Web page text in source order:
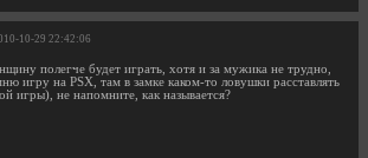
10-29 22:42:06
полегче будет играть, хотя и за мужика не трудно,
игру на PSX, там в замке каком-то ловушки расставлять
игры), не напомните, как называется?